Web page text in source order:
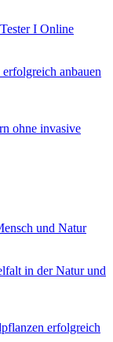
I Online
anbauen
ohne invasive
und Natur
in der Natur und
erfolgreich